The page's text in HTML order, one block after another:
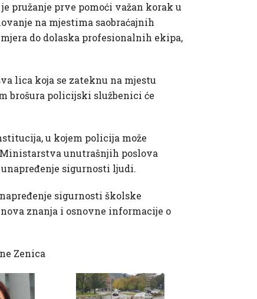
pružanje prve pomoći važan korak u
na mjestima saobraćajnih
do dolaska profesionalnih ekipa,
lica koja se zateknu na mjestu
brošura policijski službenici će
u kojem policija može
unutrašnjih poslova
sigurnosti ljudi.
sigurnosti školske
znanja i osnovne informacije o
Zenica